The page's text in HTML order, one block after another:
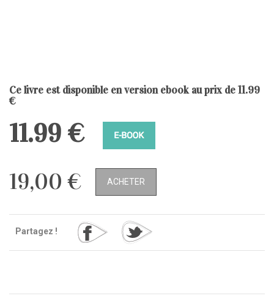
Ce livre est disponible en version ebook au prix de 11.99
€
11.99 €
19,00 € ACHETER
Partagez !